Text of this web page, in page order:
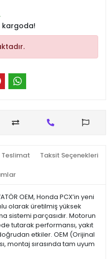
kargoda!
Teslimat Taksit Seçenekleri
OEM, Honda PCX’in yeni
olarak üretilmiş yüksek
sistemi parçasıdır. Motorun
tutarak performansı, yakıt
etkiler. OEM (Orijinal
montaj sırasında tam uyum